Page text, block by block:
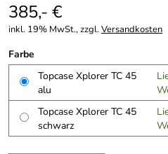
385,- €
inkl. 19% MwSt., zzgl.Versandkosten
Farbe
Topcase Xplorer TC 45
alu
Topcase Xplorer TC 45
schwarz